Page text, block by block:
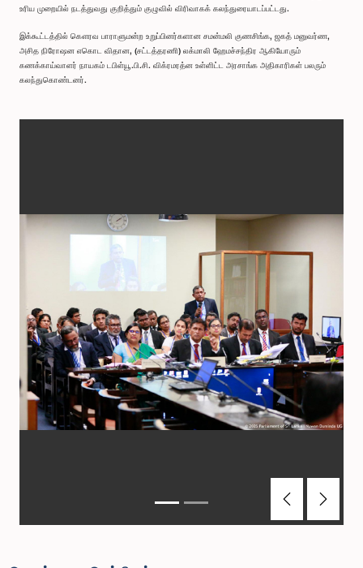
உரிய முறையில் நடத்துவது குறித்தும் குழுவில் விரிவாகக் கலந்துரையாடப்பட்டது.
இக்கூட்டத்தில் கௌரவ பாராளுமன்ற உறுப்பினர்களான சமன்மலி குணசிங்க, ஜகத் மனுவர்ண,
அசித நிரோஷன எகொட விதான, (சட்டத்தரணி) லக்மாலி ஹேமச்சந்திர ஆகியோரும்
கணக்காய்வாளர் நாயகம் டபிள்யூ.பி.சி. விக்ரமரத்ன உள்ளிட்ட அரசாங்க அதிகாரிகள் பலரும்
கலந்துகொண்டனர்.
PreviousNext